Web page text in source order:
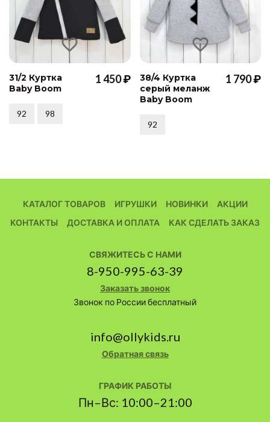
31/2 Куртка
Baby Boom
1 450 ₽
92 98
38/4 Куртка
серый меланж
Baby Boom
1 790 ₽
92
КАТАЛОГ ТОВАРОВ ИГРУШКИ НОВИНКИ
АКЦИИ
КОНТАКТЫ
ДОСТАВКА И ОПЛАТА КАК СДЕЛАТЬ ЗАКАЗ
СВЯЖИТЕСЬ С НАМИ
8-950-995-63-39
Заказать звонок
Звонок по России бесплатный
info@ollykids.ru
Обратная связь
ГРАФИК РАБОТЫ
Пн–Вс: 10:00–21:00